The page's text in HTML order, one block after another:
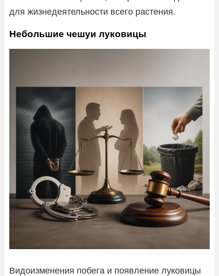
для жизнедеятельности всего растения.
Небольшие чешуи луковицы
Видоизменения побега и появление луковицы